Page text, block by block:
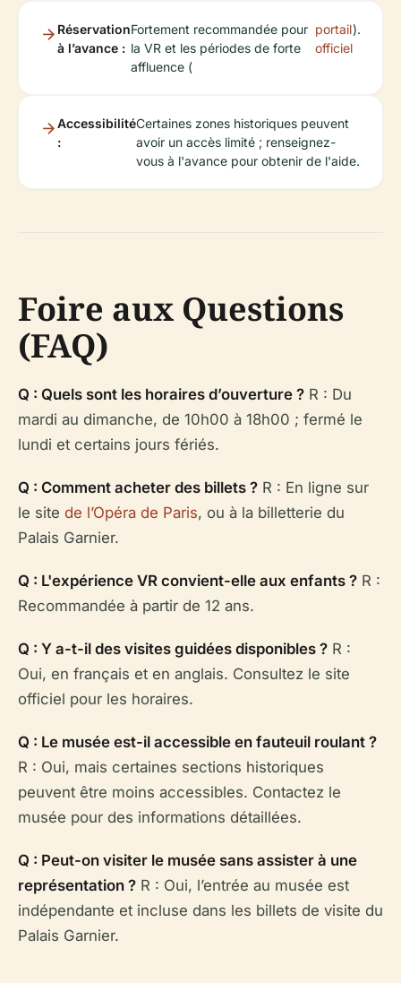
Réservation
à l’avance :
Fortement recommandée pour
la VR et les périodes de forte
affluence (
portail
officiel
).
Accessibilité
:
Certaines zones historiques peuvent
avoir un accès limité ; renseignez-
vous à l'avance pour obtenir de l'aide.
Foire aux Questions
(FAQ)
Q : Quels sont les horaires d’ouverture ? R : Du
mardi au dimanche, de 10h00 à 18h00 ; fermé le
lundi et certains jours fériés.
Q : Comment acheter des billets ? R : En ligne sur
le site de l’Opéra de Paris, ou à la billetterie du
Palais Garnier.
Q : L'expérience VR convient-elle aux enfants ? R :
Recommandée à partir de 12 ans.
Q : Y a-t-il des visites guidées disponibles ? R :
Oui, en français et en anglais. Consultez le site
officiel pour les horaires.
Q : Le musée est-il accessible en fauteuil roulant ?
R : Oui, mais certaines sections historiques
peuvent être moins accessibles. Contactez le
musée pour des informations détaillées.
Q : Peut-on visiter le musée sans assister à une
représentation ? R : Oui, l’entrée au musée est
indépendante et incluse dans les billets de visite du
Palais Garnier.